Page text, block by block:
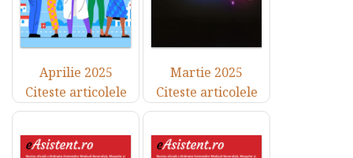
Aprilie 2025
Citeste articolele
Martie 2025
Citeste articolele